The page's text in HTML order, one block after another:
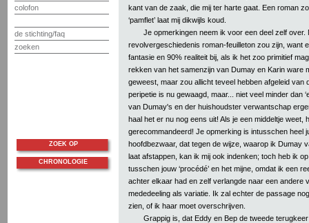
colofon
de stichting/faq
zoeken
kant van de zaak, die mij ter harte gaat. Een roman
‘pamflet’ laat mij dikwijls koud.
Je opmerkingen neem ik voor een deel zelf over.
revolvergeschiedenis roman-feuilleton zou zijn, want
fantasie en 90% realiteit bij, als ik het zoo primitief
rekken van het samenzijn van Dumay en Karin ware
geweest, maar zou allicht teveel hebben afgeleid van
peripetie is nu gewaagd, maar... niet veel minder dan
van Dumay's en der huishoudster verwantschap
haal het er nu nog eens uit! Als je een middeltje weet,
gerecommandeerd! Je opmerking is intusschen heel
hoofdbezwaar, dat tegen de wijze, waarop ik Dumay
laat afstappen, kan ik mij ook indenken; toch heb ik
tusschen jouw ‘procédé’ en het mijne, omdat ik een
achter elkaar had en zelf verlangde naar een andere
mededeeling als variatie. Ik zal echter de passage
zien, of ik haar moet overschrijven.
Grappig is, dat Eddy en Bep de tweede
ZOEK OP
CHRONOLOGIE